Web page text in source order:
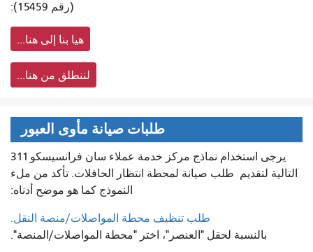
(رقم 15459):
هيا بنا إلى هنا...
لننطلق من هنا...
طلبات صيانة مأوى العبور
يرجى استخدام نماذج مركز خدمة عملاء سان فرانسيسكو 311
التالية لتقديم طلب صيانة لمحطة انتظار الحافلات. تأكد من ملء
النموذج كما هو موضح أدناه:
طلب تنظيف محطة المواصلات/منصة النقل.
بالنسبة لحقل "العنصر"، اختر "محطة المواصلات/المنصة".